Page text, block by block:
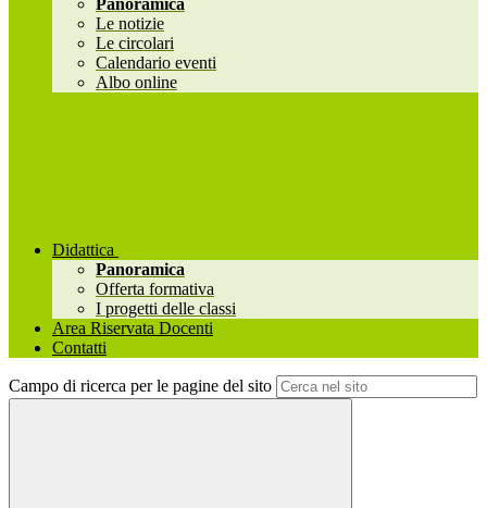
Panoramica
Le notizie
Le circolari
Calendario eventi
Albo online
Didattica
Panoramica
Offerta formativa
I progetti delle classi
Area Riservata Docenti
Contatti
Campo di ricerca per le pagine del sito